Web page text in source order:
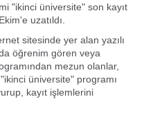
"ikinci üniversite" son kayıt
uzatıldı.
sitesinde yer alan yazılı
öğrenim gören veya
mezun olanlar,
üniversite" programı
kayıt işlemlerini